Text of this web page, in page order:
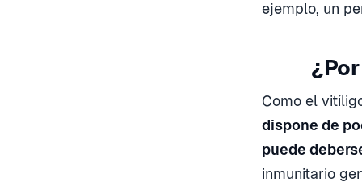
ejemplo, un
Como el
dispone de
puede
inmunitario